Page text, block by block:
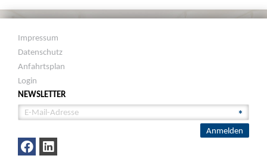
Impressum
Datenschutz
Anfahrtsplan
Login
NEWSLETTER